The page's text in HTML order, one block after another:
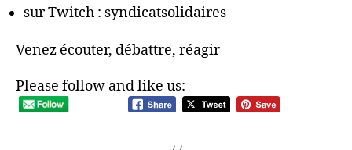
sur Twitch : syndicatsolidaires
Venez écouter, débattre, réagir
Please follow and like us: